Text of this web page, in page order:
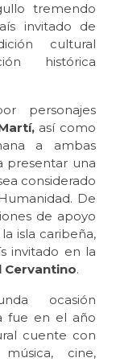
tremendo
invitado de
cultural
histórica
personajes
así como
a ambas
presentar una
considerado
De
de apoyo
isla caribeña,
invitado en la
Cervantino.
ocasión
fue en el año
cuente con
cine,